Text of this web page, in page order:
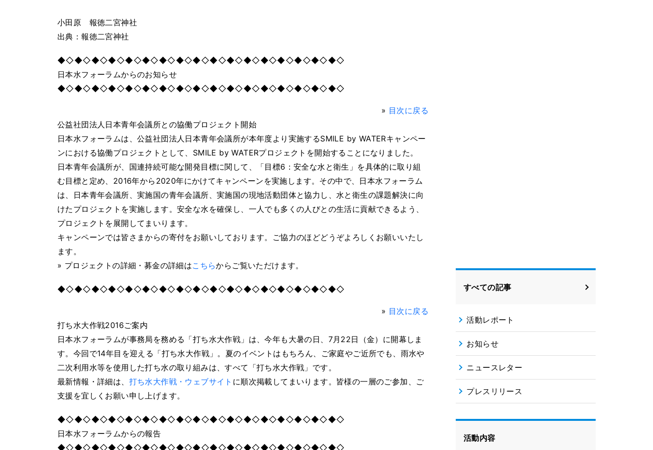
小田原 報徳二宮神社
出典：報徳二宮神社
◆◇◆◇◆◇◆◇◆◇◆◇◆◇◆◇◆◇◆◇◆◇◆◇◆◇◆◇◆◇◆◇◆◇
日本水フォーラムからのお知らせ
◆◇◆◇◆◇◆◇◆◇◆◇◆◇◆◇◆◇◆◇◆◇◆◇◆◇◆◇◆◇◆◇◆◇
» 目次に戻る
公益社団法人日本青年会議所との協働プロジェクト開始
日本水フォーラムは、公益社団法人日本青年会議所が本年度より実施するSMILE by WATERキャンペー
ンにおける協働プロジェクトとして、SMILE by WATERプロジェクトを開始することになりました。
日本青年会議所が、国連持続可能な開発目標に関して、「目標6：安全な水と衛生」を具体的に取り組
む目標と定め、2016年から2020年にかけてキャンペーンを実施します。その中で、日本水フォーラム
は、日本青年会議所、実施国の青年会議所、実施国の現地活動団体と協力し、水と衛生の課題解決に向
けたプロジェクトを実施します。安全な水を確保し、一人でも多くの人びとの生活に貢献できるよう、
プロジェクトを展開してまいります。
キャンペーンでは皆さまからの寄付をお願いしております。ご協力のほどどうぞよろしくお願いいたし
ます。
» プロジェクトの詳細・募金の詳細はこちらからご覧いただけます。
◆◇◆◇◆◇◆◇◆◇◆◇◆◇◆◇◆◇◆◇◆◇◆◇◆◇◆◇◆◇◆◇◆◇
» 目次に戻る
打ち水大作戦2016ご案内
日本水フォーラムが事務局を務める「打ち水大作戦」は、今年も大暑の日、7月22日（金）に開幕しま
す。今回で14年目を迎える「打ち水大作戦」。夏のイベントはもちろん、ご家庭やご近所でも、雨水や
二次利用水等を使用した打ち水の取り組みは、すべて「打ち水大作戦」です。
最新情報・詳細は、 打ち水大作戦・ウェブサイト に順次掲載してまいります。皆様の一層のご参加、ご
支援を宜しくお願い申し上げます。
◆◇◆◇◆◇◆◇◆◇◆◇◆◇◆◇◆◇◆◇◆◇◆◇◆◇◆◇◆◇◆◇◆◇
日本水フォーラムからの報告
◆◇◆◇◆◇◆◇◆◇◆◇◆◇◆◇◆◇◆◇◆◇◆◇◆◇◆◇◆◇◆◇◆◇
すべての記事
活動レポート
お知らせ
ニュースレター
プレスリリース
活動内容